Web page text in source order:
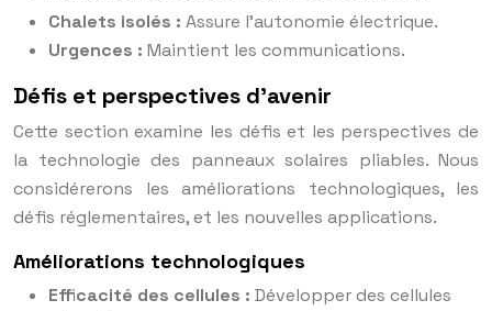
Chalets isolés : Assure l’autonomie électrique.
Urgences : Maintient les communications.
Défis et perspectives d’avenir
Cette section examine les défis et les perspectives de
la technologie des panneaux solaires pliables. Nous
considérerons les améliorations technologiques, les
défis réglementaires, et les nouvelles applications.
Améliorations technologiques
Efficacité des cellules : Développer des cellules